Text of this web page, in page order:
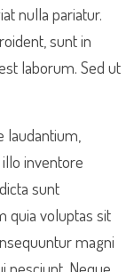
nulla pariatur.
sunt in
laborum. Sed ut
laudantium,
inventore
sunt
quia voluptas sit
magni